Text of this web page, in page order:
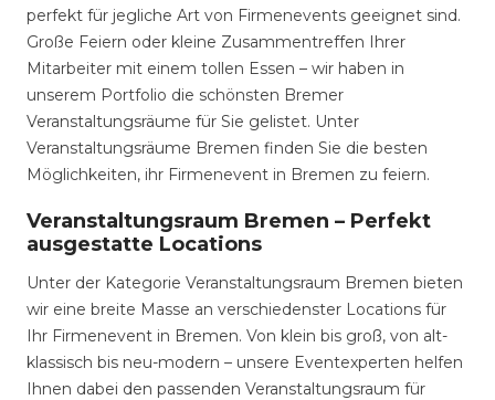
perfekt für jegliche Art von Firmenevents geeignet sind.
Große Feiern oder kleine Zusammentreffen Ihrer
Mitarbeiter mit einem tollen Essen – wir haben in
unserem Portfolio die schönsten Bremer
Veranstaltungsräume für Sie gelistet. Unter
Veranstaltungsräume Bremen finden Sie die besten
Möglichkeiten, ihr Firmenevent in Bremen zu feiern.
Veranstaltungsraum Bremen – Perfekt
ausgestatte Locations
Unter der Kategorie Veranstaltungsraum Bremen bieten
wir eine breite Masse an verschiedenster Locations für
Ihr Firmenevent in Bremen. Von klein bis groß, von alt-
klassisch bis neu-modern – unsere Eventexperten helfen
Ihnen dabei den passenden Veranstaltungsraum für